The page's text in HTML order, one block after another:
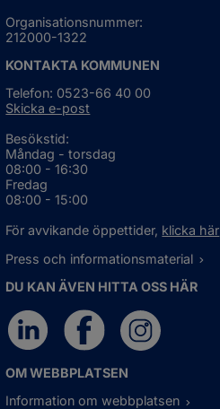
Organisationsnummer:
212000-1322
KONTAKTA KOMMUNEN
Telefon: 0523-66 40 00
Skicka e-post
Besökstid:
Måndag - torsdag
08:00 - 16:30
Fredag
08:00 - 15:00
För avvikande öppettider, klicka här
Press och informationsmaterial
DU KAN ÄVEN HITTA OSS HÄR
OM WEBBPLATSEN
Information om webbplatsen